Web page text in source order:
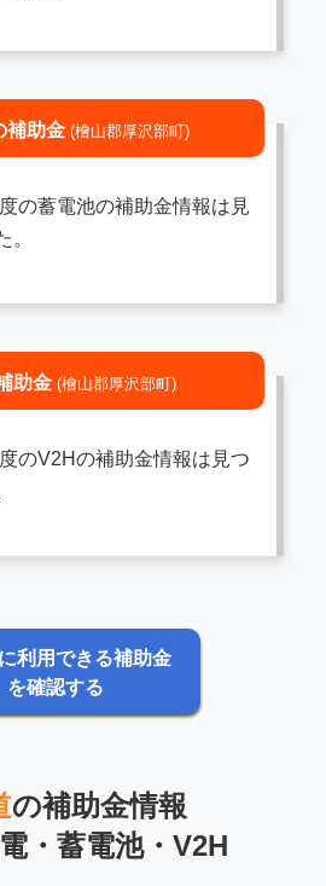
補助金 (檜山郡厚沢部町)
の蓄電池の補助金情報は見
。
助金 (檜山郡厚沢部町)
のV2Hの補助金情報は見つ
利用できる補助金
を確認する
の補助金情報
・蓄電池・V2H